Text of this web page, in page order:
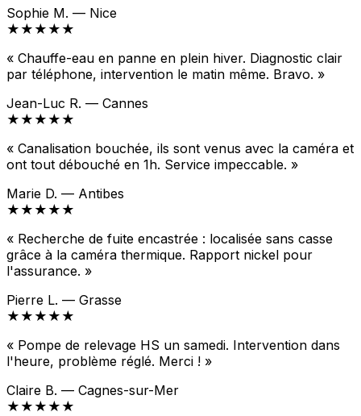
Sophie M. — Nice
★★★★★
« Chauffe-eau en panne en plein hiver. Diagnostic clair
par téléphone, intervention le matin même. Bravo. »
Jean-Luc R. — Cannes
★★★★★
« Canalisation bouchée, ils sont venus avec la caméra et
ont tout débouché en 1h. Service impeccable. »
Marie D. — Antibes
★★★★★
« Recherche de fuite encastrée : localisée sans casse
grâce à la caméra thermique. Rapport nickel pour
l'assurance. »
Pierre L. — Grasse
★★★★★
« Pompe de relevage HS un samedi. Intervention dans
l'heure, problème réglé. Merci ! »
Claire B. — Cagnes-sur-Mer
★★★★★